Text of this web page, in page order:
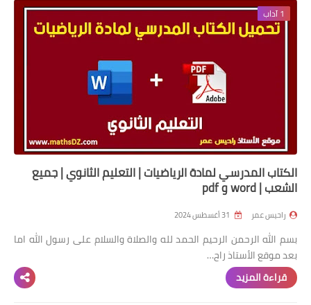
السنة 2 إبتدائي
السنة 4 إبتدائي
السنة 5 إبتدائي
التعليم المتوسط
السنة 1 متوسط
السنة 3 متوسط
1 آداب
الكتاب المدرسي لمادة الرياضيات | التعليم الثانوي | جميع
الشعب | word و pdf
راحيس عمر
بسم الله الرحمن الرحيم الحمد لله والصلاة والسلام على رسول الله اما
بعد موقع الأستاذ راح…
قراءة المزيد